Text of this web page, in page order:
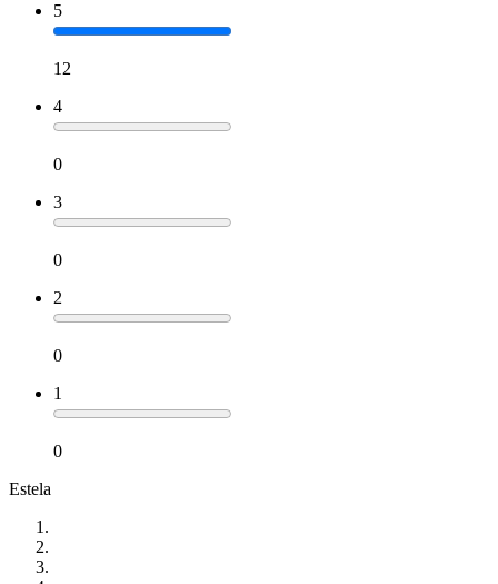
5
12
4
0
3
0
2
0
1
0
Estela